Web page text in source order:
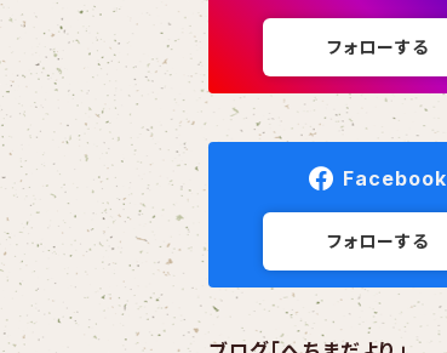
フォローする
Facebook
フォローする